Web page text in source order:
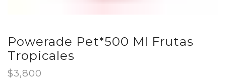
Powerade Pet*500 Ml Frutas
Tropicales
$3,800